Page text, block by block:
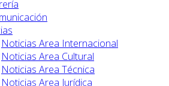
Noticias Area Internacional
Noticias Area Cultural
Noticias Area Técnica
Noticias Area Jurídica